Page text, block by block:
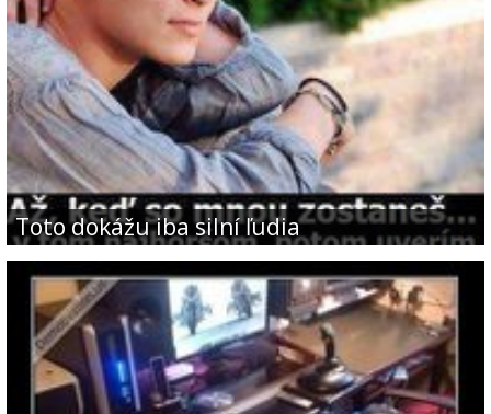
Toto dokážu iba silní ľudia